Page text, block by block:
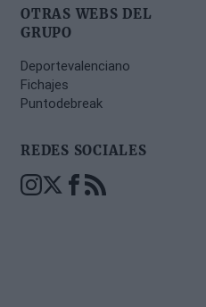
OTRAS WEBS DEL
GRUPO
Deportevalenciano
Fichajes
Puntodebreak
REDES SOCIALES